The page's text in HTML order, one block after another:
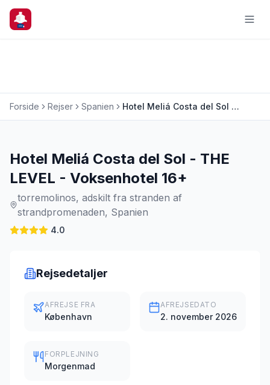
Forside Rejser Spanien Hotel Meliá Costa del Sol - THE LEVEL - Voksenhotel 16+
Hotel Meliá Costa del Sol - THE
LEVEL - Voksenhotel 16+
torremolinos, adskilt fra stranden af
strandpromenaden, Spanien
4.0
Rejsedetaljer
AFREJSE FRA
København
AFREJSEDATO
2. november 2026
FORPLEJNING
Morgenmad